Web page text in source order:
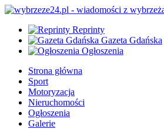
Reprinty
Gazeta Gdańska
Ogłoszenia
Strona główna
Sport
Motoryzacja
Nieruchomości
Ogłoszenia
Galerie